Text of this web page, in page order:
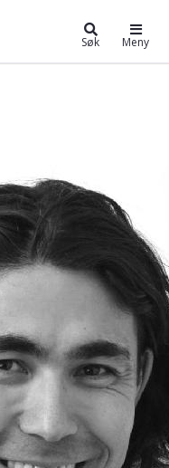
Søk Meny